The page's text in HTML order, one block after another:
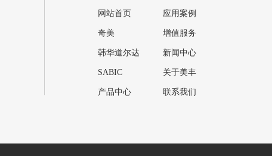
网站首页 应用案例
奇美 增值服务
韩华道尔达 新闻中心
SABIC 关于美丰
产品中心 联系我们